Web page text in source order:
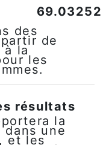
des
de
à la
les
résultats
la
une
et les